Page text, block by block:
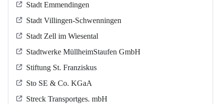
Stadt Emmendingen
Stadt Villingen-Schwenningen
Stadt Zell im Wiesental
Stadtwerke MüllheimStaufen GmbH
Stiftung St. Franziskus
Sto SE & Co. KGaA
Streck Transportges. mbH